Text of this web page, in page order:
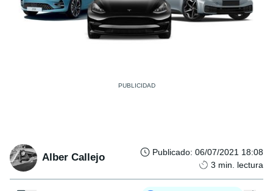
Alber Callejo Publicado: 06/07/2021 18:08
3 min. lectura